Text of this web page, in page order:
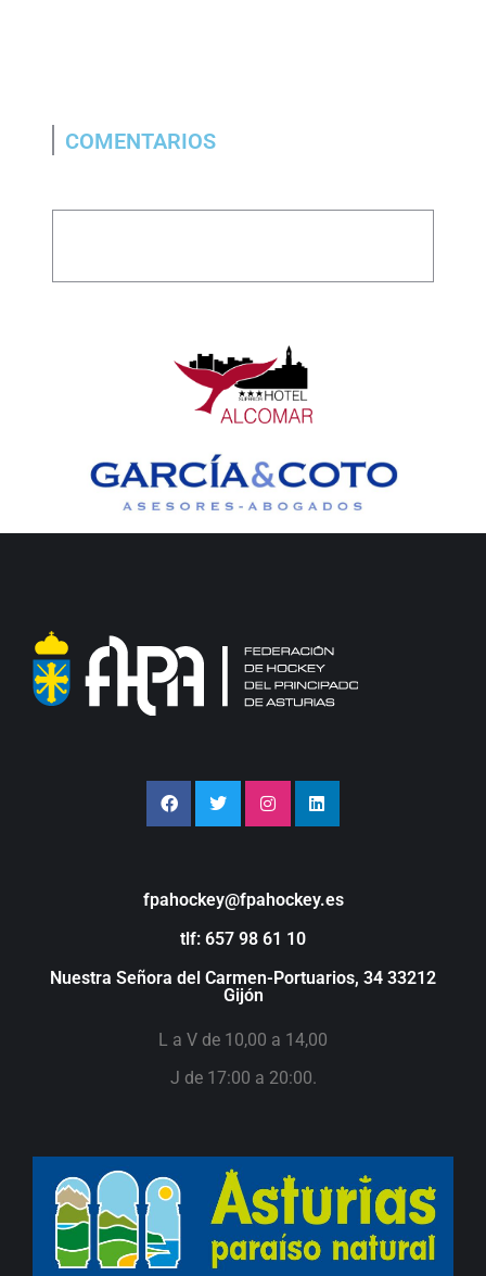
COMENTARIOS
fpahockey@fpahockey.es
tlf: 657 98 61 10
Nuestra Señora del Carmen-Portuarios, 34 33212
Gijón
L a V de 10,00 a 14,00
J de 17:00 a 20:00.